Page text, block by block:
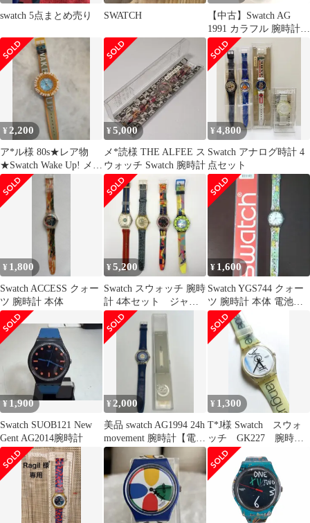
swatch 5点まとめ売り SWATCH
【中古】Swatch AG
1991 カラフル 腕時計
クォーツ
¥ 2,200
ア*ル様 80s★レア物
★Swatch Wake Up! メン
ズクォーツ腕時計
¥5,000
メ*読様 THE ALFEE ス
ウォッチ Swatch 腕時計
¥4,800
Swatch アナログ時計 4
点セット
¥ 1,800
Swatch ACCESS クォー
ツ 腕時計 本体
¥5,200
Swatch スウォッチ 腕時
計 4本セット ジャン
ク品
¥ 1,600
Swatch YGS744 クォー
ツ 腕時計 本体 電池切
れ
¥1,900
Swatch SUOB121 New
Gent AG2014腕時計
¥ 2,000
美品 swatch AG1994 24h
movement 腕時計【電池
交換済】
¥ 1,300
T*J様 Swatch スウォ
ッチ GK227 腕時
計 1996年 希少